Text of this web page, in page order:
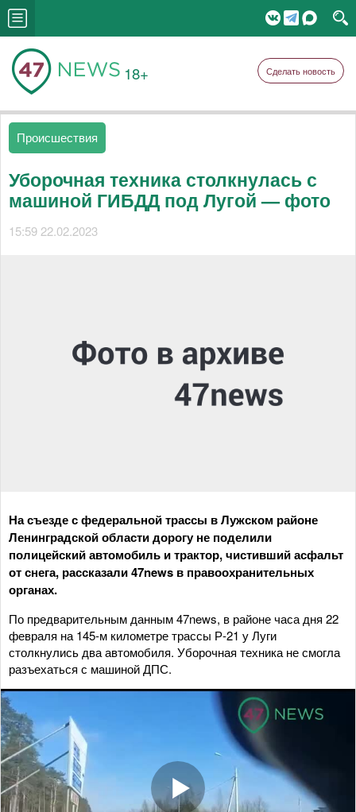
18+ Сделать новость
Происшествия
Уборочная техника столкнулась с
машиной ГИБДД под Лугой — фото
15:59 22.02.2023
На съезде с федеральной трассы в Лужском районе
Ленинградской области дорогу не поделили
полицейский автомобиль и трактор, чистивший асфальт
от снега, рассказали 47news в правоохранительных
органах.
По предварительным данным 47news, в районе часа дня 22
февраля на 145-м километре трассы Р-21 у Луги
столкнулись два автомобиля. Уборочная техника не смогла
разъехаться с машиной ДПС.